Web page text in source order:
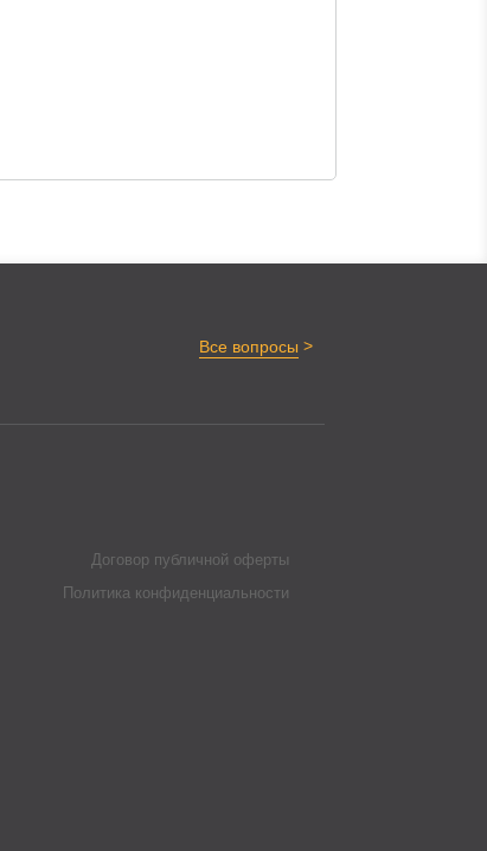
Все вопросы >
Договор публичной оферты
Политика конфиденциальности